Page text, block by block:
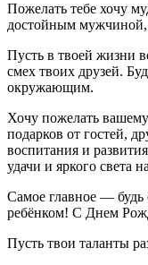
Пожелать тебе хочу
достойным
Пусть в твоей жизни
смех твоих друзей.
окружающим.
Хочу пожелать
подарков от гостей,
воспитания и
удачи и яркого света
Самое главное —
ребёнком! С Днем
Пусть твои таланты